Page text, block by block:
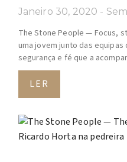
Janeiro 30, 2020
The Stone People — Focus,
uma jovem junto das equipas
segurança e fé que a
LER